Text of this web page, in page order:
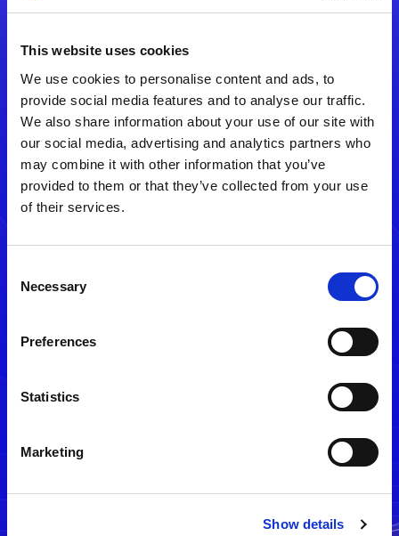
This website uses cookies
We use cookies to personalise content and ads, to
provide social media features and to analyse our traffic.
We also share information about your use of our site with
our social media, advertising and analytics partners who
may combine it with other information that you’ve
provided to them or that they’ve collected from your use
of their services.
Selection
Necessary
Preferences
Statistics
Marketing
Show details
ある可能性があります。
メールアドレスをご確認のうえ、
再度手続きを行ってください。
メルマガ配信停止